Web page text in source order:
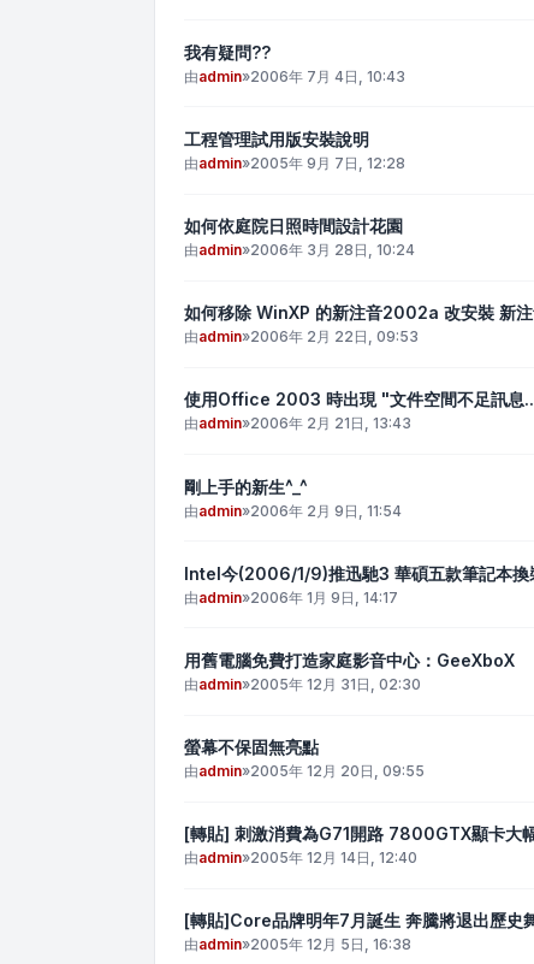
我有疑問??
由admin»2006年 7月 4日, 10:43
工程管理試用版安裝說明
由admin»2005年 9月 7日, 12:28
如何依庭院日照時間設計花園
由admin»2006年 3月 28日, 10:24
如何移除 WinXP 的新注音2002a 改安裝 新
由admin»2006年 2月 22日, 09:53
使用Office 2003 時出現 "文件空間不足訊息
由admin»2006年 2月 21日, 13:43
剛上手的新生^_^
由admin»2006年 2月 9日, 11:54
Intel今(2006/1/9)推迅馳3 華碩五款筆記本換
由admin»2006年 1月 9日, 14:17
用舊電腦免費打造家庭影音中心：GeeXboX
由admin»2005年 12月 31日, 02:30
螢幕不保固無亮點
由admin»2005年 12月 20日, 09:55
[轉貼] 刺激消費為G71開路 7800GTX顯卡大
由admin»2005年 12月 14日, 12:40
[轉貼]Core品牌明年7月誕生 奔騰將退出歷史
由admin»2005年 12月 5日, 16:38